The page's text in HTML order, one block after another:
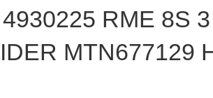
RME 8S 3
MTN677129